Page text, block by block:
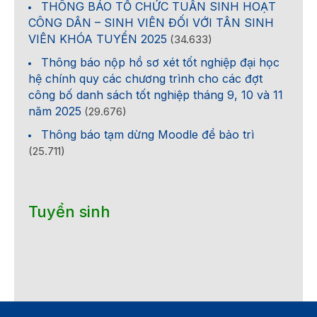
THÔNG BÁO TỔ CHỨC TUẦN SINH HOẠT
CÔNG DÂN – SINH VIÊN ĐỐI VỚI TÂN SINH
VIÊN KHÓA TUYỂN 2025 (34.633)
Thông báo nộp hồ sơ xét tốt nghiệp đại học
hệ chính quy các chương trình cho các đợt
công bố danh sách tốt nghiệp tháng 9, 10 và 11
năm 2025 (29.676)
Thông báo tạm dừng Moodle để bảo trì
(25.711)
Tuyển sinh